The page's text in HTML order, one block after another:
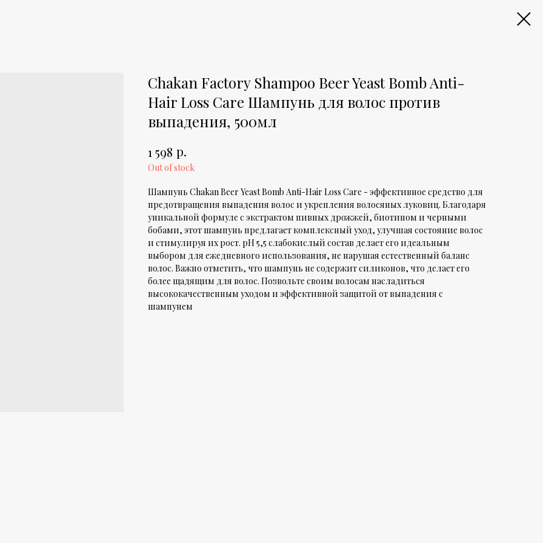
Chakan Factory Shampoo Beer Yeast Bomb Anti-
Hair Loss Care Шампунь для волос против
выпадения, 500мл
1 598 р.
Out of stock
Шампунь Chakan Beer Yeast Bomb Anti-Hair Loss Care - эффективное средство для
предотвращения выпадения волос и укрепления волосяных луковиц. Благодаря
уникальной формуле с экстрактом пивных дрожжей, биотином и черными
бобами, этот шампунь предлагает комплексный уход, улучшая состояние волос
и стимулируя их рост. pH 5,5 слабокислый состав делает его идеальным
выбором для ежедневного использования, не нарушая естественный баланс
волос. Важно отметить, что шампунь не содержит силиконов, что делает его
более щадящим для волос. Позвольте своим волосам насладиться
высококачественным уходом и эффективной защитой от выпадения с
шампунем